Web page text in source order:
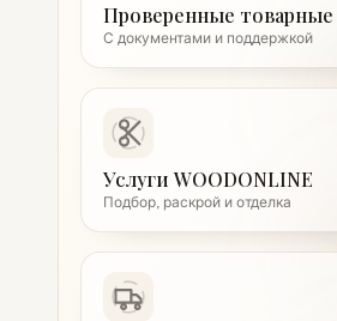
Проверенные
С документами и поддержкой
Услуги WOODONLINE
Подбор, раскрой и отделка